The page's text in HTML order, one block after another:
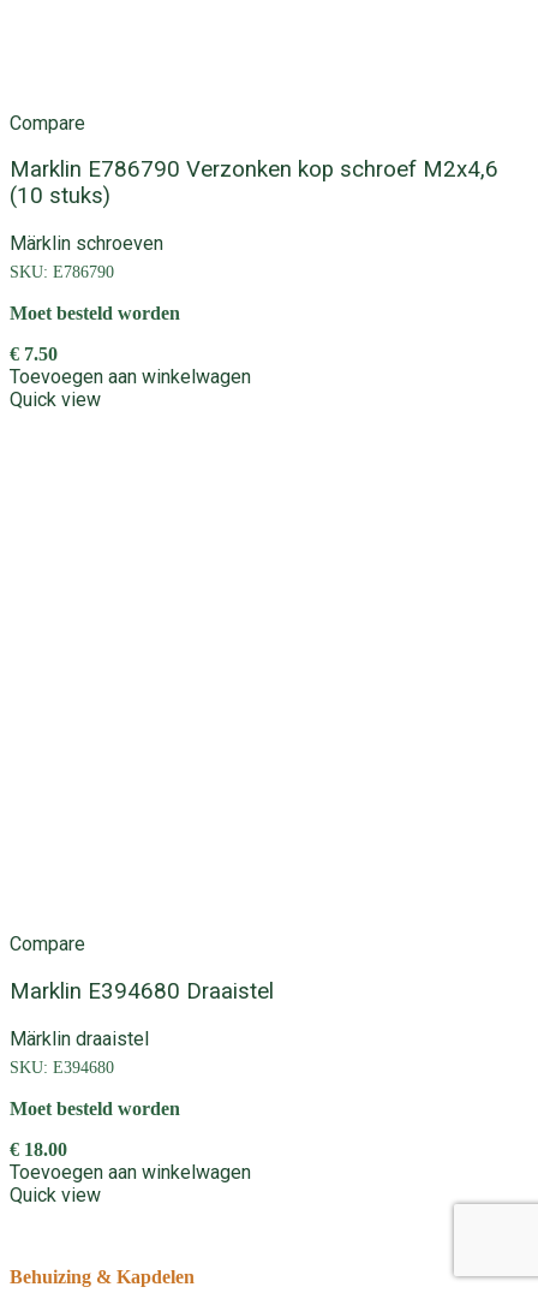
Compare
Marklin E786790 Verzonken kop schroef M2x4,6
(10 stuks)
Märklin schroeven
SKU: E786790
Moet besteld worden
€ 7.50
Toevoegen aan winkelwagen
Quick view
Compare
Marklin E394680 Draaistel
Märklin draaistel
SKU: E394680
Moet besteld worden
€ 18.00
Toevoegen aan winkelwagen
Quick view
Behuizing & Kapdelen